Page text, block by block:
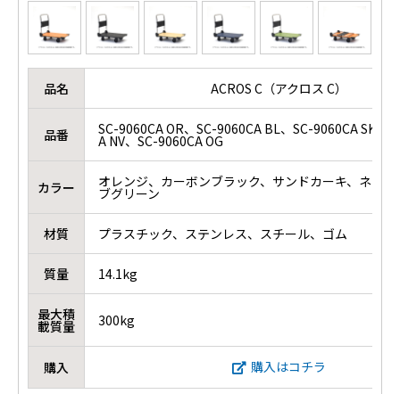
品名 ACROS C（アクロス C）
品番 SC-9060CA OR、SC-9060CA BL、SC-9060CA SKH
A NV、SC-9060CA OG
カラー オレンジ、カーボンブラック、サンドカーキ、ネイ
ブグリーン
材質 プラスチック、ステンレス、スチール、ゴム
質量 14.1kg
最大積
載質量 300kg
購入 購入はコチラ